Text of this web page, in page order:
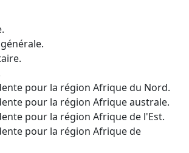
pour la région Afrique du Nord.
pour la région Afrique australe.
pour la région Afrique de l'Est.
pour la région Afrique de